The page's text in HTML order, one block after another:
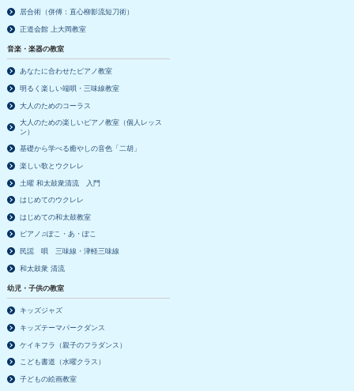
居合術（併傅：直心柳影流短刀術）
正道会館 上大岡教室
音楽・楽器の教室
あなたに合わせたピアノ教室
明るく楽しい端唄・三味線教室
大人のためのコーラス
大人のための楽しいピアノ教室（個人レッス
ン）
基礎から学べる癒やしの音色「二胡」
楽しい歌とウクレレ
土曜 和太鼓衆清流 入門
はじめてのウクレレ
はじめての和太鼓教室
ピアノ♫ぽこ・あ・ぽこ
民謡 唄 三味線・津軽三味線
和太鼓衆 清流
幼児・子供の教室
キッズジャズ
キッズテーマパークダンス
ケイキフラ（親子のフラダンス）
こども書道（水曜クラス）
子どもの絵画教室